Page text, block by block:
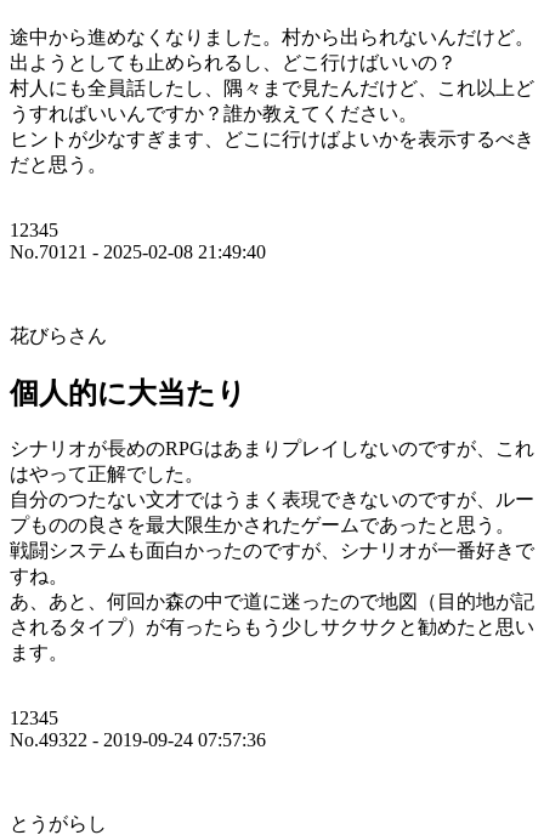
途中から進めなくなりました。村から出られないんだけど。
出ようとしても止められるし、どこ行けばいいの？
村人にも全員話したし、隅々まで見たんだけど、これ以上ど
うすればいいんですか？誰か教えてください。
ヒントが少なすぎます、どこに行けばよいかを表示するべき
だと思う。
12345
No.70121 - 2025-02-08 21:49:40
花びらさん
個人的に大当たり
シナリオが長めのRPGはあまりプレイしないのですが、これ
はやって正解でした。
自分のつたない文才ではうまく表現できないのですが、ルー
プものの良さを最大限生かされたゲームであったと思う。
戦闘システムも面白かったのですが、シナリオが一番好きで
すね。
あ、あと、何回か森の中で道に迷ったので地図（目的地が記
されるタイプ）が有ったらもう少しサクサクと勧めたと思い
ます。
12345
No.49322 - 2019-09-24 07:57:36
とうがらし